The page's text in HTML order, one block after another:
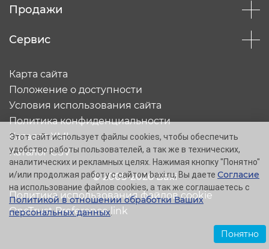
Продажи
Сервис
© 2005-2026 Baxi
Карта сайта
Положение о доступности
Условия использования сайта
Политика конфиденциальности
Каталог XML
Каталог CSV
Политика использования файлов cookie
OneTrust Preference link
Этот сайт использует файлы cookies, чтобы обеспечить
удобство работы пользователей, а так же в технических,
аналитических и рекламных целях. Нажимая кнопку "Понятно"
и/или продолжая работу с сайтом baxi.ru, Вы даете Согласие
на использование файлов cookies, а так же соглашаетесь с
Политикой в отношении обработки Ваших
персональных данных.
Понятно